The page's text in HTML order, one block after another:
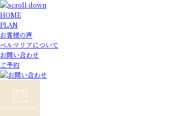
HOME
PLAN
お客様の声
ベルマリアについて
お問い合わせ
ご予約